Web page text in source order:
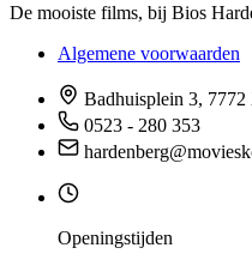
De mooiste films, bij Bios
Algemene voorwaarden
Badhuisplein 3,
0523 - 280 353
Openingstijden